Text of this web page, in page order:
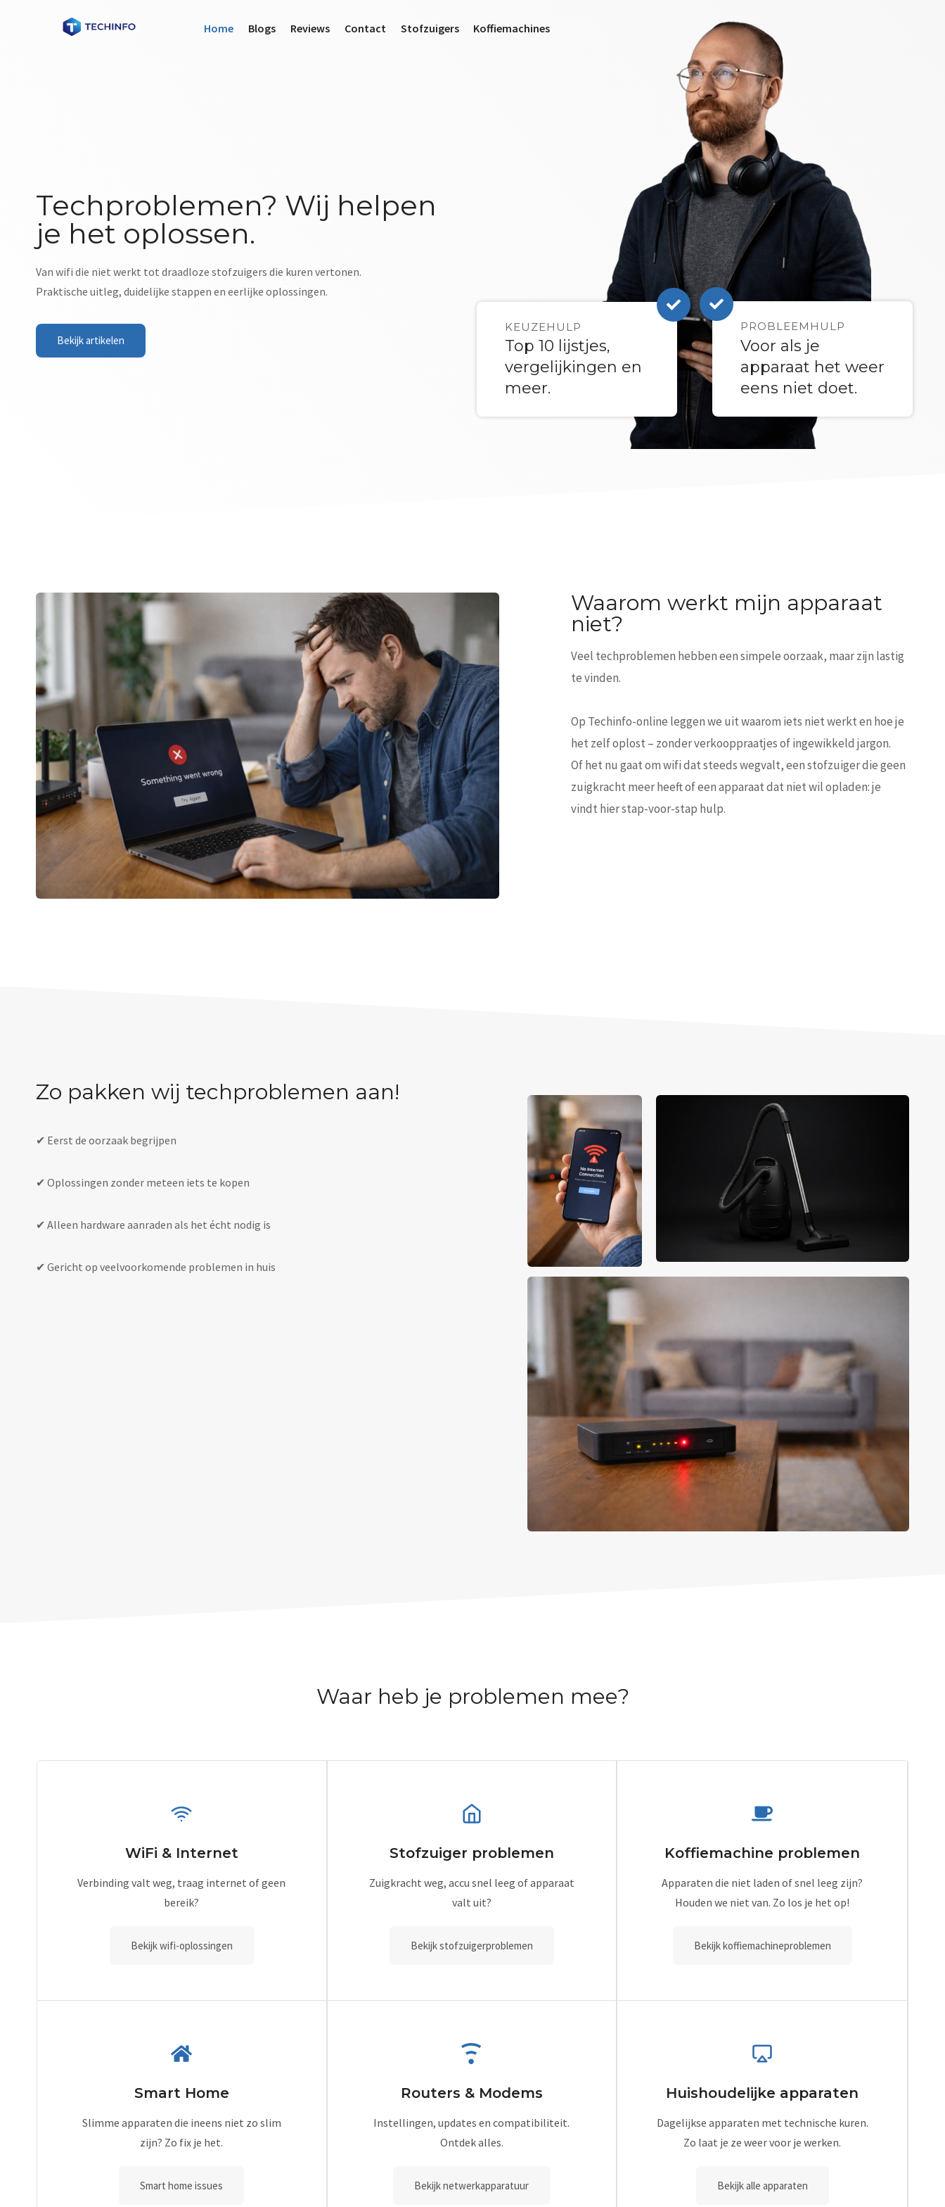
Home Blogs Reviews Contact Stofzuigers Koffiemachines
Techproblemen? Wij helpen
je het oplossen.
Van wifi die niet werkt tot draadloze stofzuigers die kuren vertonen.
Praktische uitleg, duidelijke stappen en eerlijke oplossingen.
Bekijk artikelen
KEUZEHULP
Top 10 lijstjes,
vergelijkingen en
meer.
PROBLEEMHULP
Voor als je
apparaat het weer
eens niet doet.
Waarom werkt mijn apparaat
niet?
Veel techproblemen hebben een simpele oorzaak, maar zijn lastig
te vinden.
Op Techinfo-online leggen we uit waarom iets niet werkt en hoe je
het zelf oplost – zonder verkooppraatjes of ingewikkeld jargon.
Of het nu gaat om wifi dat steeds wegvalt, een stofzuiger die geen
zuigkracht meer heeft of een apparaat dat niet wil opladen: je
vindt hier stap-voor-stap hulp.
Zo pakken wij techproblemen aan!
✔ Eerst de oorzaak begrijpen
✔ Oplossingen zonder meteen iets te kopen
✔ Alleen hardware aanraden als het écht nodig is
✔ Gericht op veelvoorkomende problemen in huis
Waar heb je problemen mee?
WiFi & Internet
Verbinding valt weg, traag internet of geen
bereik?
Bekijk wifi-oplossingen
Stofzuiger problemen
Zuigkracht weg, accu snel leeg of apparaat
valt uit?
Bekijk stofzuigerproblemen
Koffiemachine problemen
Apparaten die niet laden of snel leeg zijn?
Houden we niet van. Zo los je het op!
Bekijk koffiemachineproblemen
Smart Home
Slimme apparaten die ineens niet zo slim
zijn? Zo fix je het.
Smart home issues
Routers & Modems
Instellingen, updates en compatibiliteit.
Ontdek alles.
Bekijk netwerkapparatuur
Huishoudelijke apparaten
Dagelijkse apparaten met technische kuren.
Zo laat je ze weer voor je werken.
Bekijk alle apparaten